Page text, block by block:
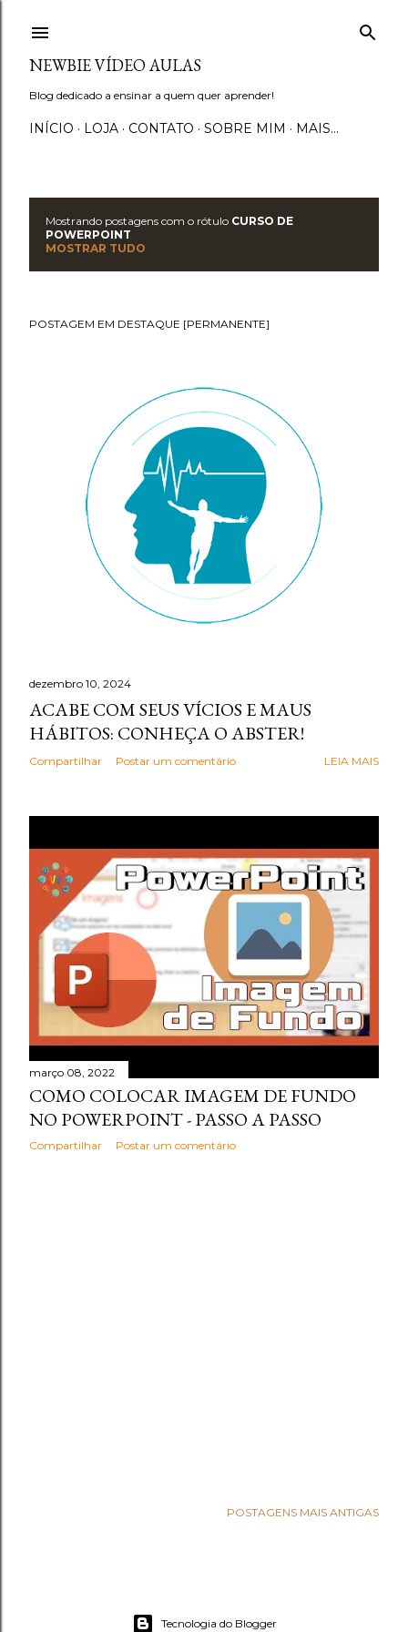
NEWBIE VÍDEO AULAS
Blog dedicado a ensinar a quem quer aprender!
INÍCIO LOJA CONTATO SOBRE MIM MAIS…
o
Mostrando postagens com o rótulo CURSO DE
POWERPOINT
MOSTRAR TUDO
POSTAGEM EM DESTAQUE [PERMANENTE]
dezembro 10, 2024
ACABE COM SEUS VÍCIOS E MAUS
HÁBITOS: CONHEÇA O ABSTER!
Compartilhar Postar um comentário LEIA MAIS
março 08, 2022
COMO COLOCAR IMAGEM DE FUNDO
NO POWERPOINT - PASSO A PASSO
Compartilhar Postar um comentário
POSTAGENS MAIS ANTIGAS
Tecnologia do Blogger